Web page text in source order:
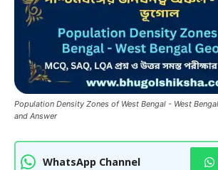
Population Density Zones of West Bengal - West
and Answer
WhatsApp Channel